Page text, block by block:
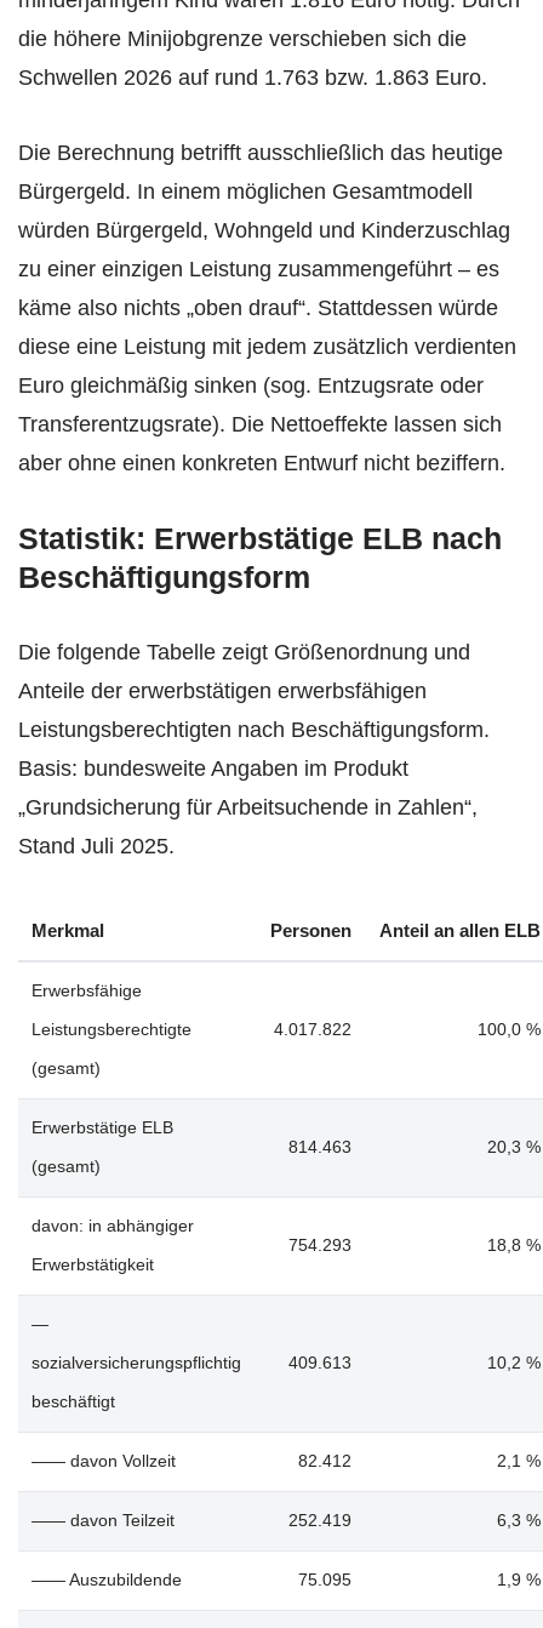
die höhere Minijobgrenze verschieben sich die
Schwellen 2026 auf rund 1.763 bzw. 1.863 Euro.
Die Berechnung betrifft ausschließlich das heutige
Bürgergeld. In einem möglichen Gesamtmodell
würden Bürgergeld, Wohngeld und Kinderzuschlag
zu einer einzigen Leistung zusammengeführt – es
käme also nichts „oben drauf“. Stattdessen würde
diese eine Leistung mit jedem zusätzlich verdienten
Euro gleichmäßig sinken (sog. Entzugsrate oder
Transferentzugsrate). Die Nettoeffekte lassen sich
aber ohne einen konkreten Entwurf nicht beziffern.
Statistik: Erwerbstätige ELB nach
Beschäftigungsform
Die folgende Tabelle zeigt Größenordnung und
Anteile der erwerbstätigen erwerbsfähigen
Leistungsberechtigten nach Beschäftigungsform.
Basis: bundesweite Angaben im Produkt
„Grundsicherung für Arbeitsuchende in Zahlen“,
Stand Juli 2025.
Merkmal Personen Anteil an allen ELB
Erwerbsfähige
Leistungsberechtigte
(gesamt)
4.017.822 100,0 %
Erwerbstätige ELB
(gesamt)
814.463 20,3 %
davon: in abhängiger
Erwerbstätigkeit
754.293 18,8 %
—
sozialversicherungspflichtig
beschäftigt
409.613 10,2 %
—— davon Vollzeit 82.412 2,1 %
—— davon Teilzeit 252.419 6,3 %
—— Auszubildende 75.095 1,9 %